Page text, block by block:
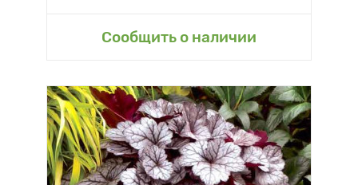
Сообщить о наличии